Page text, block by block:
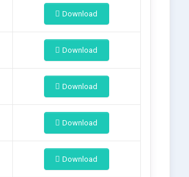
Download
Download
Download
Download
Download